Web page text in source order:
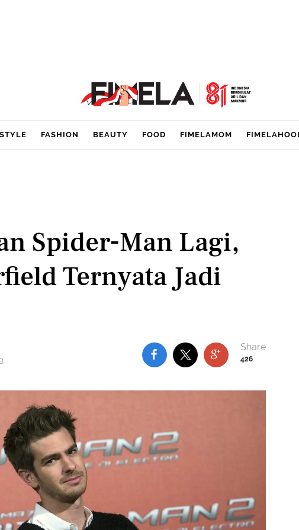
FASHION BEAUTY FOOD FIMELAMOM
Spider-Man Lagi,
Ternyata Jadi
426